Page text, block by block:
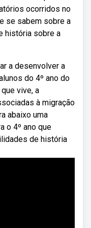
ocorridos no
se sabem sobre a
história sobre a
a desenvolver a
do 4º ano do
vive, a
à migração
abaixo uma
o 4º ano que
de história